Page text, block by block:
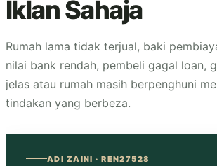
Iklan Sahaja
Rumah lama tidak terjual, baki
nilai bank rendah, pembeli gagal loan,
jelas atau rumah masih berpenghuni
tindakan yang berbeza.
ADI ZAINI · REN27528